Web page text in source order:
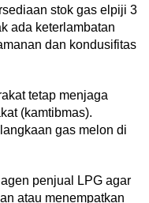
stok gas elpiji 3
ada keterlambatan
dan kondusifitas
tetap menjaga
(kamtibmas).
gas melon di
penjual LPG agar
atau menempatkan